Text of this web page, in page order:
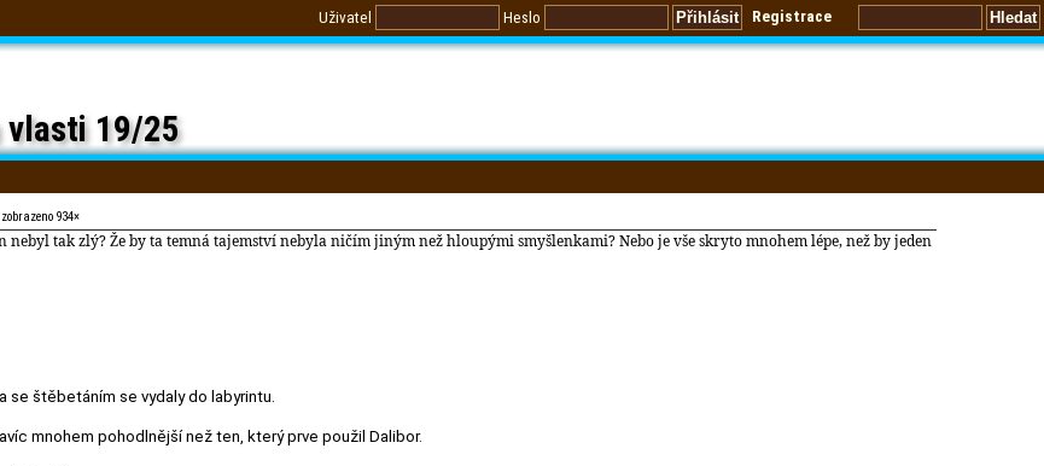
Uživatel Heslo Registrace
vlasti 19/25
934×
nebyl tak zlý? Že by ta temná tajemství nebyla ničím jiným než hloupými smyšlenkami? Nebo je vše skryto mnohem lépe, než by jeden
štěbetáním se vydaly do labyrintu.
mnohem pohodlnější než ten, který prve použil Dalibor.